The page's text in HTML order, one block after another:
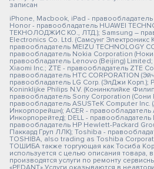
записан
iPhone, Macbook, iPad -
Honor - правообладатель HUAWEI
ТЕКНОЛОДЖИС КО., ЛТД.); Samsung –
Electronics Co. Ltd. (Самсунг Электроникс
правообладатель MEIZU TECHNOLOGY
правообладатель Nokia Corporation
правообладатель Lenovo (Beijing)
Xiaomi Inc.; ZTE - правообладатель ZTE
правообладатель HTC CORPORATION
правообладатель LG Corp. (ЭлДжи Корп.);
Koninklijke Philips N.V. (Конинклийке
правообладатель Sony Corporation (Сони
правообладатель ASUSTeK Computer Inc.
Инкорпорейшн); ACER -
Инкорпорейтед); DELL - правообладатель
правообладатель HP Hewlett-Packard
Паккард Груп ЛЛК); Toshiba -
TOSHIBA, also trading as Toshiba
ТОШИБА также торгующая как Тосиба
используется с целью описания товара,
производятся услуги по ремонту